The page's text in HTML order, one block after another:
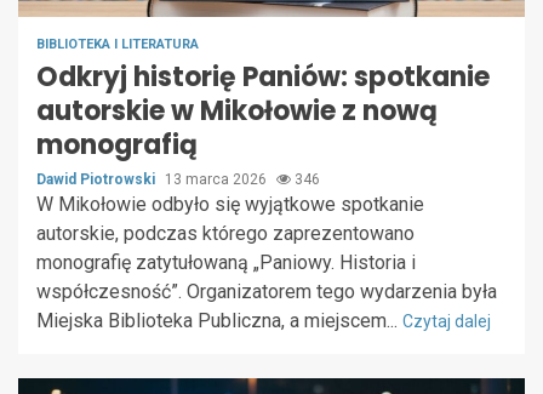
BIBLIOTEKA I LITERATURA
Odkryj historię Paniów: spotkanie
autorskie w Mikołowie z nową
monografią
Dawid Piotrowski 13 marca 2026 346
W Mikołowie odbyło się wyjątkowe spotkanie
autorskie, podczas którego zaprezentowano
monografię zatytułowaną „Paniowy. Historia i
współczesność”. Organizatorem tego wydarzenia była
Miejska Biblioteka Publiczna, a miejscem... Czytaj dalej